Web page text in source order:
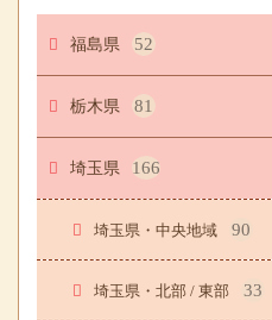
福島県 52
栃木県 81
埼玉県 166
埼玉県・中央地域 90
埼玉県・北部 / 東部 33